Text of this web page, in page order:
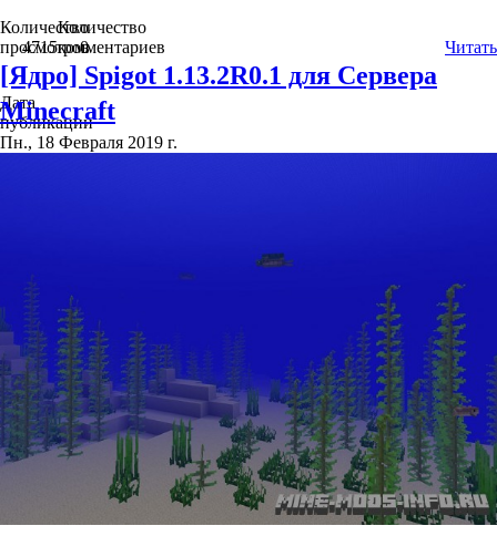
Количество
просмотров
4715
Количество
комментариев
0 Читать
[Ядро] Spigot 1.13.2R0.1 для Сервера
Minecraft
Дата
публикации
Пн., 18 Февраля 2019 г.